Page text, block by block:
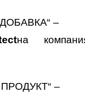
–
на
–